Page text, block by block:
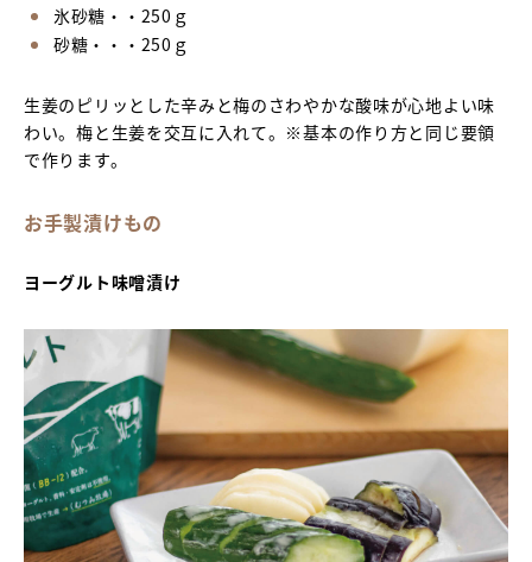
氷砂糖・・250ｇ
砂糖・・・250ｇ
生姜のピリッとした辛みと梅のさわやかな酸味が心地よい味
わい。梅と生姜を交互に入れて。※基本の作り方と同じ要領
で作ります。
お手製漬けもの
ヨーグルト味噌漬け